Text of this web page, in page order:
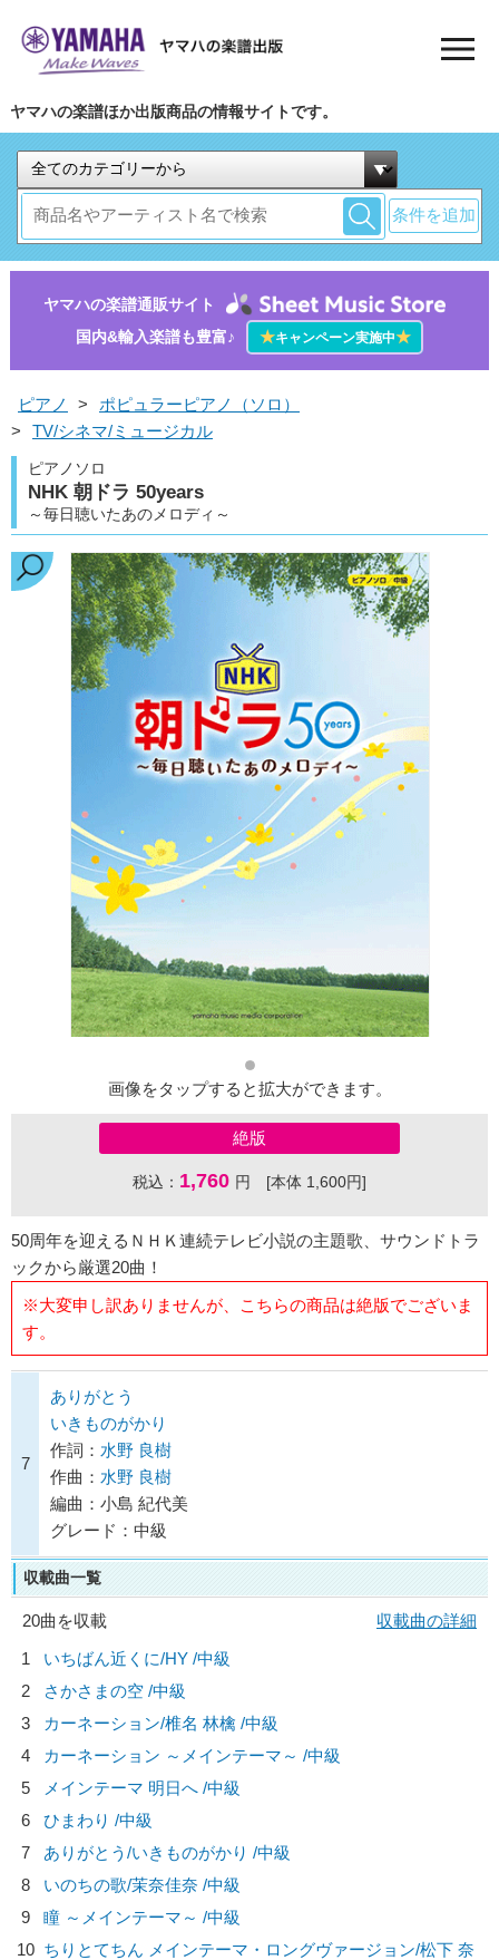
ヤマハの楽譜ほか出版商品の情報サイトです。
条件を追加
ヤマハの楽譜通販サイト
国内&輸入楽譜も豊富♪
★キャンペーン実施中★
ピアノ >
ポピュラーピアノ（ソロ）
>
TV/シネマ/ミュージカル
ピアノソロ
NHK 朝ドラ 50years
～毎日聴いたあのメロディ～
画像をタップすると拡大ができます。
絶版
税込： 1,760 円 [本体 1,600円]
50周年を迎えるＮＨＫ連続テレビ小説の主題歌、サウンドトラ
ックから厳選20曲！
※大変申し訳ありませんが、こちらの商品は絶版でございま
す。
7
ありがとう
いきものがかり
作詞： 水野 良樹
作曲： 水野 良樹
編曲：小島 紀代美
グレード：中級
収載曲一覧
20曲を収載
収載曲の詳細
1
いちばん近くに/HY /中級
2
さかさまの空 /中級
3
カーネーション/椎名 林檎 /中級
4
カーネーション ～メインテーマ～ /中級
5
メインテーマ 明日へ /中級
6
ひまわり /中級
7
ありがとう/いきものがかり /中級
8
いのちの歌/茉奈佳奈 /中級
9
瞳 ～メインテーマ～ /中級
10 ちりとてちん メインテーマ・ロングヴァージョン/松下 奈